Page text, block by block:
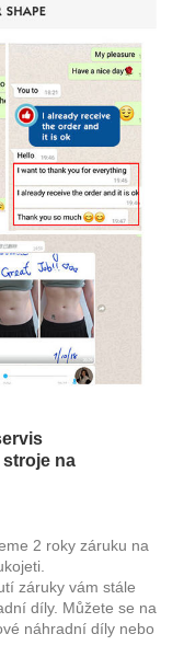
na
2 roky záruku na
záruky vám stále
díly. Můžete se na
náhradní díly nebo